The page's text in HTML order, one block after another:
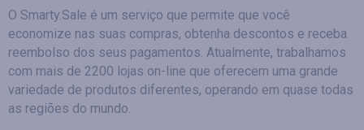
O Smarty.Sale é um serviço que permite que você
economize nas suas compras, obtenha descontos e receba
reembolso dos seus pagamentos. Atualmente, trabalhamos
com mais de 2200 lojas on-line que oferecem uma grande
variedade de produtos diferentes, operando em quase todas
as regiões do mundo.